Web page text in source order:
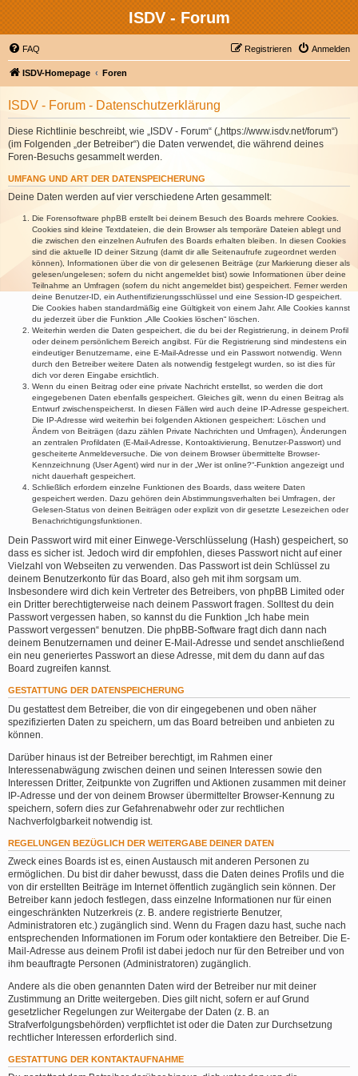
ISDV - Forum
FAQ Anmelden
Registrieren
ISDV-Homepage Foren
ISDV - Forum - Datenschutzerklärung
Diese Richtlinie beschreibt, wie „ISDV - Forum“ („https://www.isdv.net/forum“)
(im Folgenden „der Betreiber“) die Daten verwendet, die während deines
Foren-Besuchs gesammelt werden.
UMFANG UND ART DER DATENSPEICHERUNG
Deine Daten werden auf vier verschiedene Arten gesammelt:
Die Forensoftware phpBB erstellt bei deinem Besuch des Boards mehrere Cookies.
Cookies sind kleine Textdateien, die dein Browser als temporäre Dateien ablegt und
die zwischen den einzelnen Aufrufen des Boards erhalten bleiben. In diesen Cookies
sind die aktuelle ID deiner Sitzung (damit dir alle Seitenaufrufe zugeordnet werden
können), Informationen über die von dir gelesenen Beiträge (zur Markierung dieser als
gelesen/ungelesen; sofern du nicht angemeldet bist) sowie Informationen über deine
Teilnahme an Umfragen (sofern du nicht angemeldet bist) gespeichert. Ferner werden
deine Benutzer-ID, ein Authentifizierungsschlüssel und eine Session-ID gespeichert.
Die Cookies haben standardmäßig eine Gültigkeit von einem Jahr. Alle Cookies kannst
du jederzeit über die Funktion „Alle Cookies löschen“ löschen.
Weiterhin werden die Daten gespeichert, die du bei der Registrierung, in deinem Profil
oder deinem persönlichem Bereich angibst. Für die Registrierung sind mindestens ein
eindeutiger Benutzername, eine E-Mail-Adresse und ein Passwort notwendig. Wenn
durch den Betreiber weitere Daten als notwendig festgelegt wurden, so ist dies für
dich vor deren Eingabe ersichtlich.
Wenn du einen Beitrag oder eine private Nachricht erstellst, so werden die dort
eingegebenen Daten ebenfalls gespeichert. Gleiches gilt, wenn du einen Beitrag als
Entwurf zwischenspeicherst. In diesen Fällen wird auch deine IP-Adresse gespeichert.
Die IP-Adresse wird weiterhin bei folgenden Aktionen gespeichert: Löschen und
Ändern von Beiträgen (dazu zählen Private Nachrichten und Umfragen), Änderungen
an zentralen Profildaten (E-Mail-Adresse, Kontoaktivierung, Benutzer-Passwort) und
gescheiterte Anmeldeversuche. Die von deinem Browser übermittelte Browser-
Kennzeichnung (User Agent) wird nur in der „Wer ist online?“-Funktion angezeigt und
nicht dauerhaft gespeichert.
Schließlich erfordern einzelne Funktionen des Boards, dass weitere Daten
gespeichert werden. Dazu gehören dein Abstimmungsverhalten bei Umfragen, der
Gelesen-Status von deinen Beiträgen oder explizit von dir gesetzte Lesezeichen oder
Benachrichtigungsfunktionen.
Dein Passwort wird mit einer Einwege-Verschlüsselung (Hash) gespeichert, so
dass es sicher ist. Jedoch wird dir empfohlen, dieses Passwort nicht auf einer
Vielzahl von Webseiten zu verwenden. Das Passwort ist dein Schlüssel zu
deinem Benutzerkonto für das Board, also geh mit ihm sorgsam um.
Insbesondere wird dich kein Vertreter des Betreibers, von phpBB Limited oder
ein Dritter berechtigterweise nach deinem Passwort fragen. Solltest du dein
Passwort vergessen haben, so kannst du die Funktion „Ich habe mein
Passwort vergessen“ benutzen. Die phpBB-Software fragt dich dann nach
deinem Benutzernamen und deiner E-Mail-Adresse und sendet anschließend
ein neu generiertes Passwort an diese Adresse, mit dem du dann auf das
Board zugreifen kannst.
GESTATTUNG DER DATENSPEICHERUNG
Du gestattest dem Betreiber, die von dir eingegebenen und oben näher
spezifizierten Daten zu speichern, um das Board betreiben und anbieten zu
können.
Darüber hinaus ist der Betreiber berechtigt, im Rahmen einer
Interessenabwägung zwischen deinen und seinen Interessen sowie den
Interessen Dritter, Zeitpunkte von Zugriffen und Aktionen zusammen mit deiner
IP-Adresse und der von deinem Browser übermittelter Browser-Kennung zu
speichern, sofern dies zur Gefahrenabwehr oder zur rechtlichen
Nachverfolgbarkeit notwendig ist.
REGELUNGEN BEZÜGLICH DER WEITERGABE DEINER DATEN
Zweck eines Boards ist es, einen Austausch mit anderen Personen zu
ermöglichen. Du bist dir daher bewusst, dass die Daten deines Profils und die
von dir erstellten Beiträge im Internet öffentlich zugänglich sein können. Der
Betreiber kann jedoch festlegen, dass einzelne Informationen nur für einen
eingeschränkten Nutzerkreis (z. B. andere registrierte Benutzer,
Administratoren etc.) zugänglich sind. Wenn du Fragen dazu hast, suche nach
entsprechenden Informationen im Forum oder kontaktiere den Betreiber. Die E-
Mail-Adresse aus deinem Profil ist dabei jedoch nur für den Betreiber und von
ihm beauftragte Personen (Administratoren) zugänglich.
Andere als die oben genannten Daten wird der Betreiber nur mit deiner
Zustimmung an Dritte weitergeben. Dies gilt nicht, sofern er auf Grund
gesetzlicher Regelungen zur Weitergabe der Daten (z. B. an
Strafverfolgungsbehörden) verpflichtet ist oder die Daten zur Durchsetzung
rechtlicher Interessen erforderlich sind.
GESTATTUNG DER KONTAKTAUFNAHME